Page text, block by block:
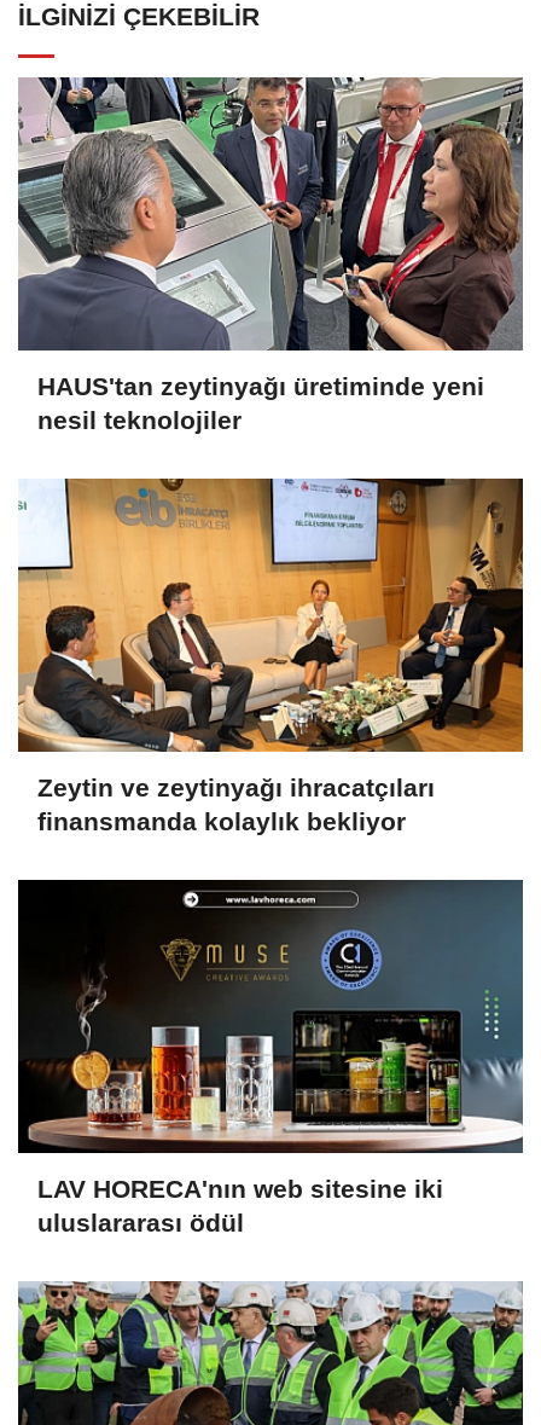
İLGINIZI ÇEKEBILIR
HAUS'tan zeytinyağı üretiminde yeni
nesil teknolojiler
Zeytin ve zeytinyağı ihracatçıları
finansmanda kolaylık bekliyor
LAV HORECA'nın web sitesine iki
uluslararası ödül